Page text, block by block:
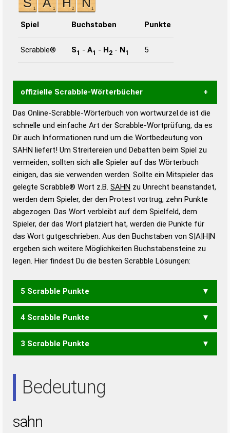
Spiel Buchstaben Punkte
Scrabble® S1 - A1 - H2 - N1 5
offizielle Scrabble-Wörterbücher
Wortwurzel liefert mit Hilfe eines semantischen
Wortanalyse-Algorithmus gute Anhaltspunkte zu
Wortbedeutung, Worttrennung und Wortform, um die
Gültigkeit eines Wortes für das Scrabble-Spiel zu
bestimmen!
zugelassene Turnier Scrabble-
Wörterbücher sind:
Duden – Standardwerk in 12 Bänden
Duden – Richtiges und gutes
Deutsch
Duden – Die deutsche Grammatik
Duden – Deutsches
Universalwörterbuch
Das Online-Scrabble-Wörterbuch von wortwurzel.de ist die
schnelle und einfache Art der Scrabble-Wortprüfung, da es
Dir auch Informationen rund um die Wortbedeutung von
SAHN liefert! Um Streitereien und Debatten beim Spiel zu
vermeiden, sollten sich alle Spieler auf das Wörterbuch
einigen, das sie verwenden werden. Sollte ein Mitspieler das
gelegte Scrabble® Wort z.B. SAHN zu Unrecht beanstandet,
werden dem Spieler, der den Protest vortrug, zehn Punkte
abgezogen. Das Wort verbleibt auf dem Spielfeld, dem
Spieler, der das Wort platziert hat, werden die Punkte für
das Wort gutgeschrieben. Aus den Buchstaben von S|A|H|N
ergeben sich weitere Möglichkeiten Buchstabensteine zu
legen. Hier findest Du die besten Scrabble Lösungen:
5 Scrabble Punkte
AHNS HANS
4 Scrabble Punkte
AHS HAN NAH
3 Scrabble Punkte
Bedeutung
sahn